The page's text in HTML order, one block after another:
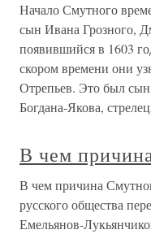
Начало Смутного
сын Ивана Грозного,
появившийся в 1603
скором времени они
Отрепьев. Это был сын
Богдана-Якова,
В чем
В чем причина
русского общества
Емельянов-